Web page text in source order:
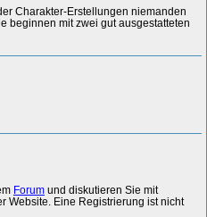
Charakter-Erstellungen niemanden
beginnen mit zwei gut ausgestatteten
Forum und diskutieren Sie mit
Website. Eine Registrierung ist nicht